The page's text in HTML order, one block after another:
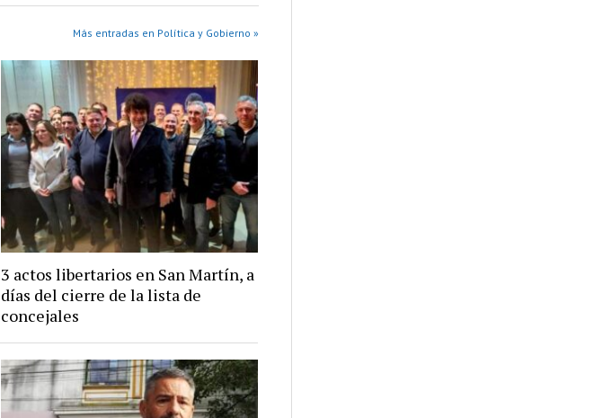
Más entradas en Política y Gobierno »
3 actos libertarios en San Martín, a
días del cierre de la lista de
concejales